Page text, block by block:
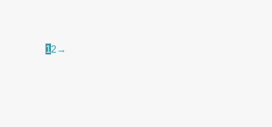
12 →